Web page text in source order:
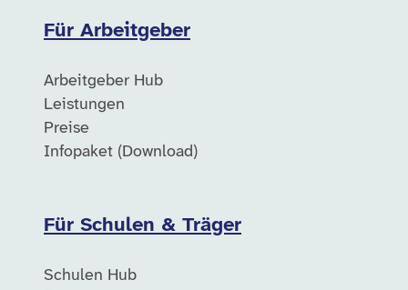
Für Arbeitgeber
Arbeitgeber Hub
Leistungen
Preise
Infopaket (Download)
Für Schulen & Träger
Schulen Hub